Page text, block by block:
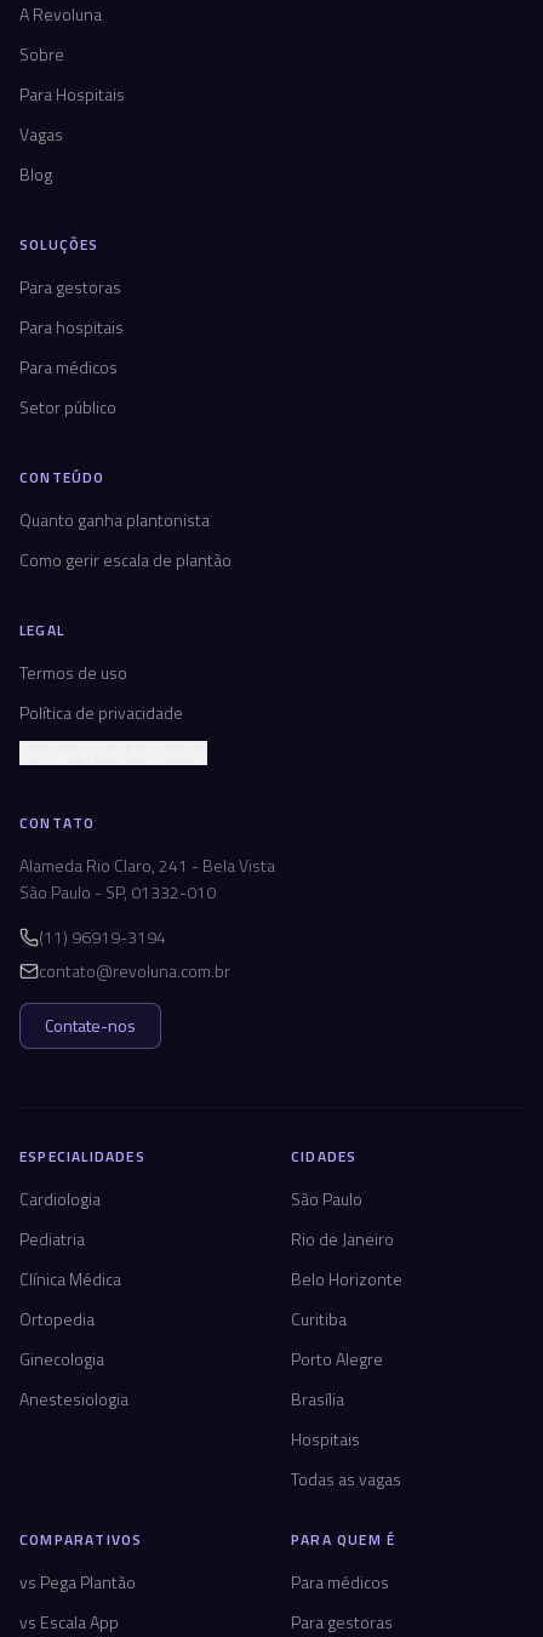
A Revoluna
Sobre
Para Hospitais
Vagas
Blog
SOLUÇÕES
Para gestoras
Para hospitais
Para médicos
Setor público
CONTEÚDO
Quanto ganha plantonista
Como gerir escala de plantão
LEGAL
Termos de uso
Política de privacidade
CONTATO
Alameda Rio Claro, 241 - Bela Vista
São Paulo - SP, 01332-010
(11) 96919-3194
contato@revoluna.com.br
Contate-nos
ESPECIALIDADES
Cardiologia
Pediatria
Clínica Médica
Ortopedia
Ginecologia
Anestesiologia
CIDADES
São Paulo
Rio de Janeiro
Belo Horizonte
Curitiba
Porto Alegre
Brasília
Hospitais
Todas as vagas
COMPARATIVOS
vs Pega Plantão
vs Escala App
PARA QUEM É
Para médicos
Para gestoras